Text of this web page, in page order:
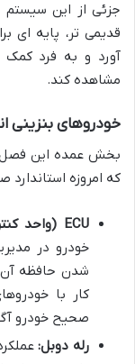
جزئی از این
قدیمی تر، پایه ای
آورد و به فرد کمک
مشاهده کند.
خودروهای بنزینی
بخش عمده این
که امروزه
ECU (واحد کنترل الکترونیکی):
خودرو در
شدن حافظه
صحیح خودرو
رله دوبل: